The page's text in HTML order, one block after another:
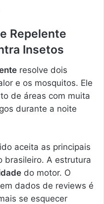
Repelente
Insetos
resolve dois
e os mosquitos. Ele
de áreas com muita
durante a noite
aceita as principais
brasileiro. A estrutura
do motor. O
dados de reviews é
se esquecer